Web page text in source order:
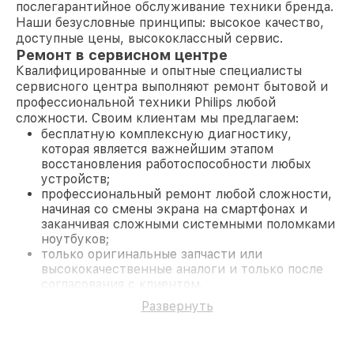
послегарантийное обслуживание техники бренда.
Наши безусловные принципы: высокое качество,
доступные цены, высококлассный сервис.
Ремонт в сервисном центре
Квалифицированные и опытные специалисты
сервисного центра выполняют ремонт бытовой и
профессиональной техники Philips любой
сложности. Своим клиентам мы предлагаем:
бесплатную комплексную диагностику,
которая является важнейшим этапом
восстановления работоспособности любых
устройств;
профессиональный ремонт любой сложности,
начиная со смены экрана на смартфонах и
заканчивая сложными системными поломками
ноутбуков;
только оригинальные запчасти или
высококачественные аналоги и только после
согласования с клиентом.
На все работы и замененные комплектующие
предоставляется длительная гарантия. В случае
Развернуть